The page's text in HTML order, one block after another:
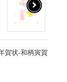
賀状-和柄寅賀